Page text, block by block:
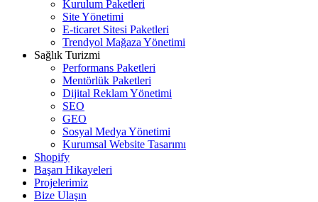
Kurulum Paketleri
Site Yönetimi
E-ticaret Sitesi Paketleri
Trendyol Mağaza Yönetimi
Sağlık Turizmi
Performans Paketleri
Mentörlük Paketleri
Dijital Reklam Yönetimi
SEO
GEO
Sosyal Medya Yönetimi
Kurumsal Website Tasarımı
Shopify
Başarı Hikayeleri
Projelerimiz
Bize Ulaşın